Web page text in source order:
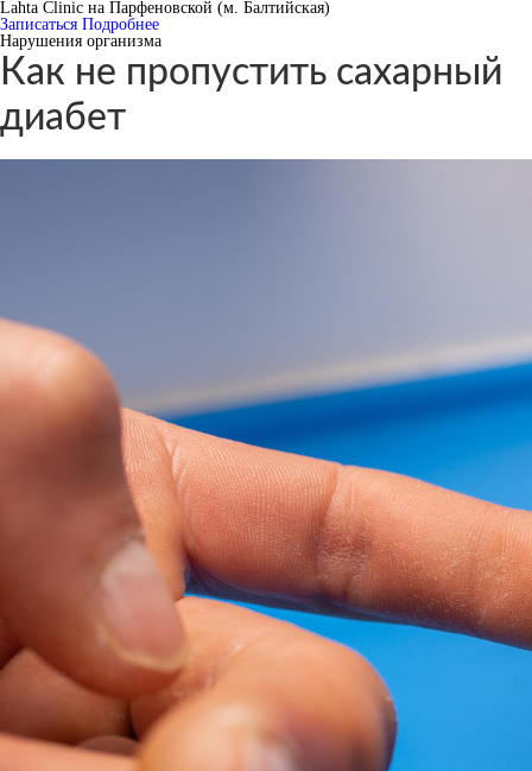
Lahta Clinic на Парфеновской (м. Балтийская)
Записаться Подробнее
Нарушения организма
Как не пропустить сахарный
диабет